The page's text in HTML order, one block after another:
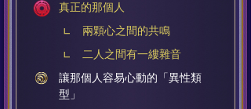
真正的那個人
兩顆心之間的共鳴
二人之間有一縷雜音
讓那個人容易心動的「異性類
型」